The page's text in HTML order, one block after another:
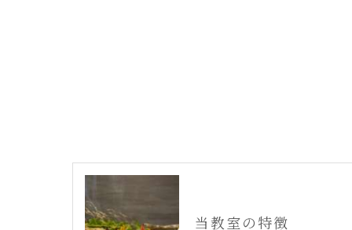
当教室の特徴